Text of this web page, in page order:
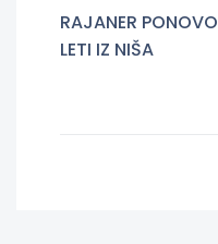
RAJANER PONOVO
LETI IZ NIŠA